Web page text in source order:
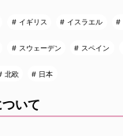
イギリス イスラエル
スウェーデン スペイン
北欧 日本
いて